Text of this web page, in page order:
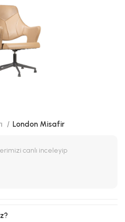
London Misafir
canlı inceleyip